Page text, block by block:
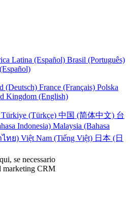
Latina (Español) Brasil (Português)
(Deutsch) France (Français) Polska
Kingdom (English)
Türkiye (Türkçe) 中国 (简体中文) 台
Indonesia) Malaysia (Bahasa
ไทย) Việt Nam (Tiếng Việt) 日本 (日
se necessario
marketing CRM